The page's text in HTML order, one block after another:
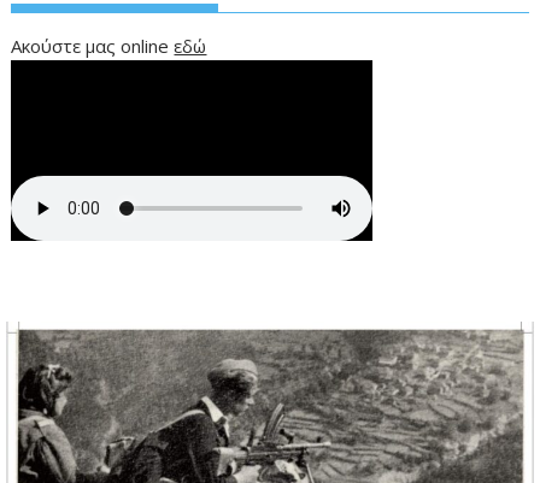
Ακούστε μας onlineεδώ